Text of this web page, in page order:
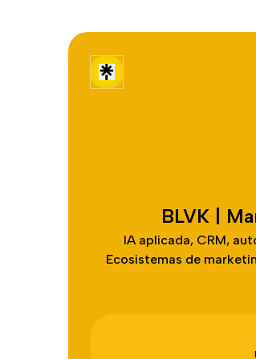
BLVK |
IA aplicada, CRM,
Ecosistemas de